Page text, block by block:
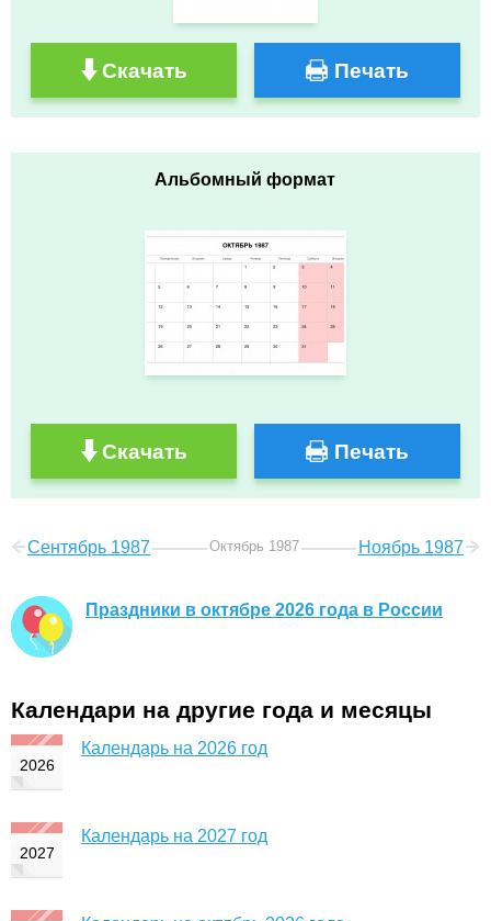
Скачать Печать
Альбомный формат
Скачать Печать
Сентябрь 1987 Октябрь 1987 Ноябрь 1987
Праздники в октябре 2026 года в России
Календари на другие года и месяцы
Календарь на 2026 год
Календарь на 2027 год